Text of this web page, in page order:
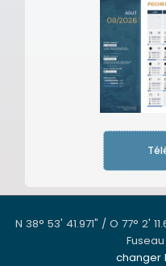
N 38° 53' 41.971" / O 77° 2'
changer